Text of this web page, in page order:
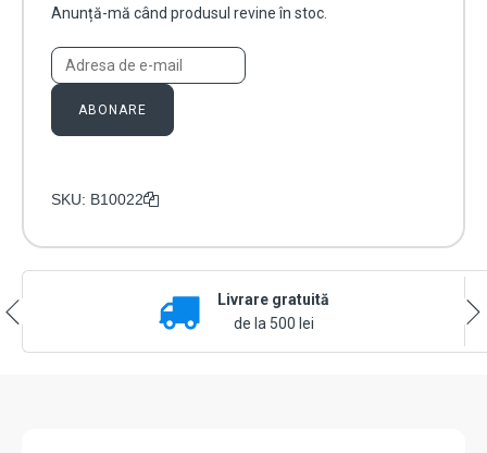
Anunță-mă când produsul revine în stoc.
ABONARE
SKU: B10022
Livrare gratuită
de la 500 lei